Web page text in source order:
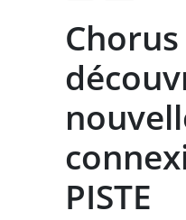
PISTE